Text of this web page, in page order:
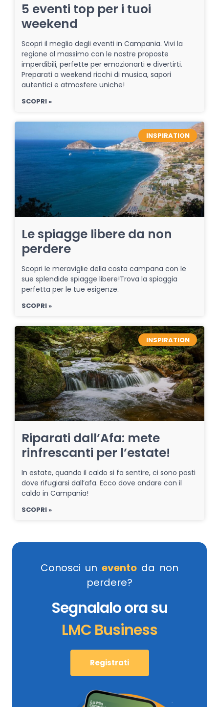
5 eventi top per i tuoi
weekend
Scopri il meglio degli eventi in Campania. Vivi la
regione al massimo con le nostre proposte
imperdibili, perfette per emozionarti e divertirti.
Preparati a weekend ricchi di musica, sapori
autentici e atmosfere uniche!
SCOPRI »
INSPIRATION
Le spiagge libere da non
perdere
Scopri le meraviglie della costa campana con le
sue splendide spiagge libere!Trova la spiaggia
perfetta per le tue esigenze.
SCOPRI »
INSPIRATION
Riparati dall’Afa: mete
rinfrescanti per l’estate!
In estate, quando il caldo si fa sentire, ci sono posti
dove rifugiarsi dall’afa. Ecco dove andare con il
caldo in Campania!
SCOPRI »
Conosci un evento da non
perdere?
Segnalalo ora su
LMC Business
Registrati